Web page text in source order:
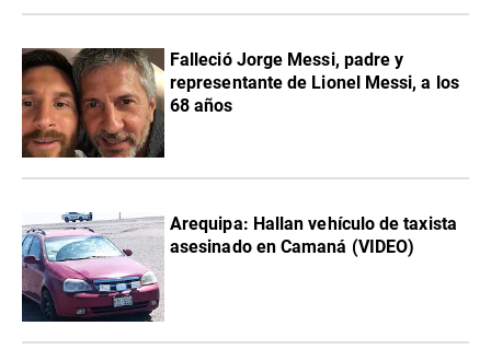
Falleció Jorge Messi, padre y
representante de Lionel Messi, a los
68 años
Arequipa: Hallan vehículo de taxista
asesinado en Camaná (VIDEO)